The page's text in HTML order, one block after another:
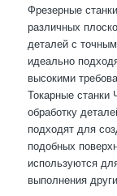
Фрезерные
различных
деталей с
идеально
высокими
Токарные
обработку
подходят для
подобных
используются
выполнения